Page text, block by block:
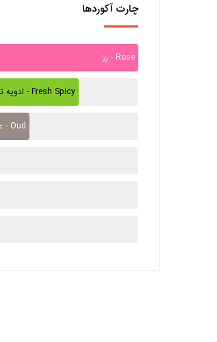
چارت آکوردها
رز - Rose
ادویه تازه - Fresh Spicy
عود - Oud